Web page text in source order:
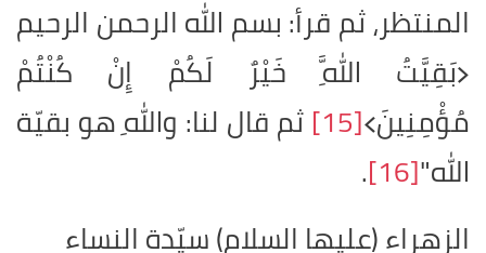
المنتظر، ثم قرأ: بسم الله الرحمن الرحيم
﴿بَقِيَّتُ اللَّهِ خَيْرٌ لَكُمْ إِنْ كُنْتُمْ
مُؤْمِنِينَ﴾[15]ثم قال لنا: واللهِ هو بقيّة
الله"[16]
.
الزهراء (عليها السلام) سيّدة النساء